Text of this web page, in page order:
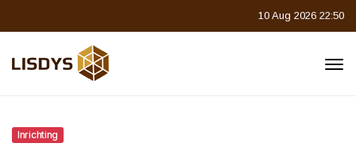
10 Aug 2026 22:50
Inrichting